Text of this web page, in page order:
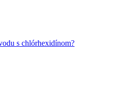
s chlórhexidínom?